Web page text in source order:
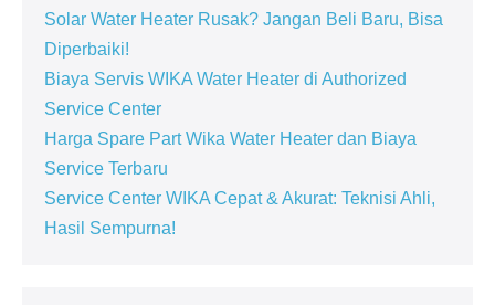
Solar Water Heater Rusak? Jangan Beli Baru, Bisa
Diperbaiki!
Biaya Servis WIKA Water Heater di Authorized
Service Center
Harga Spare Part Wika Water Heater dan Biaya
Service Terbaru
Service Center WIKA Cepat & Akurat: Teknisi Ahli,
Hasil Sempurna!